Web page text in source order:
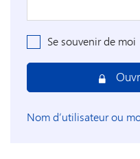
Se souvenir de moi
Nom d’utilisateur ou